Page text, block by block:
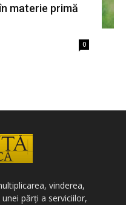
materie primă
0
vinderea,
părți a serviciilor,